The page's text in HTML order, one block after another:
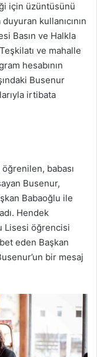
için üzüntüsünü
kullanıcının
Basın ve Halkla
ve mahalle
hesabının
Busenur
irtibata
babası
Busenur,
Babaoğlu ile
Hendek
Lisesi öğrencisi
eden Başkan
bir mesaj